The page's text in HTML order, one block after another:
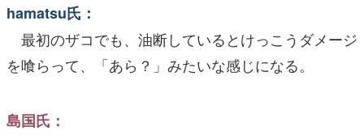
hamatsu氏：
最初のザコでも、油断しているとけっこうダメージ
を喰らって、「あら？」みたいな感じになる。
島国氏：